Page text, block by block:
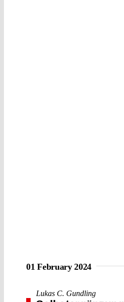
01 February 2024
Lukas C. Gundling